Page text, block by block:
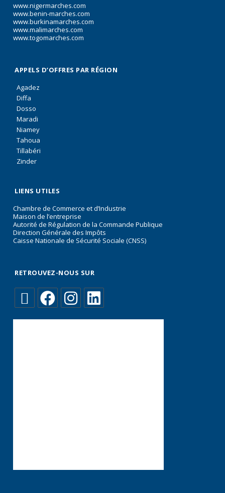
www.nigermarches.com
www.benin-marches.com
www.burkinamarches.com
www.malimarches.com
www.togomarches.com
APPELS D’OFFRES PAR RÉGION
Agadez
Diffa
Dosso
Maradi
Niamey
Tahoua
Tillabéri
Zinder
LIENS UTILES
Chambre de Commerce et d’Industrie
Maison de l’entreprise
Autorité de Régulation de la Commande Publique
Direction Générale des Impôts
Caisse Nationale de Sécurité Sociale (CNSS)
RETROUVEZ-NOUS SUR